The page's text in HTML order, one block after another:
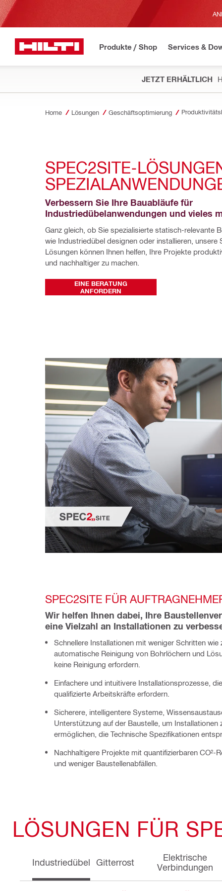
Produkte / Shop Services &
JETZT ERHÄLTLICH
Home Lösungen Geschäftsoptimierung
SPEC2SITE-
Verbessern Sie Ihre Bauabläufe für
Industriedübelanwendungen und vieles
Ganz gleich, ob Sie spezialisierte statisch-relevante
wie Industriedübel designen oder installieren, unsere
Lösungen können Ihnen helfen, Ihre Projekte
und nachhaltiger zu machen.
EINE BERATUNG
ANFORDERN
SPEC2SITE FÜR
Wir helfen Ihnen dabei, Ihre
eine Vielzahl an Installationen zu
Schnellere Installationen mit weniger Schritten wie
automatische Reinigung von Bohrlöchern und
keine Reinigung erfordern.
Einfachere und intuitivere Installationsprozesse,
qualifizierte Arbeitskräfte erfordern.
Sicherere, intelligentere Systeme,
Unterstützung auf der Baustelle, um Installationen
ermöglichen, die Technische Spezifikationen
Nachhaltigere Projekte mit quantifizierbaren CO²-
und weniger Baustellenabfällen.
LÖSUNGEN FÜR
Industriedübel Gitterrost
Elektrische
Verbindungen